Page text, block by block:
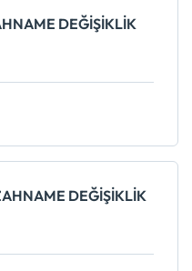
DEĞİŞİKLİK
DEĞİŞİKLİK